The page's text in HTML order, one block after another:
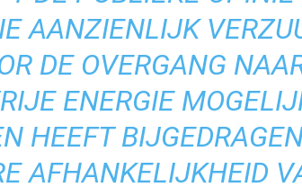
AANZIENLIJK
DE OVERGANG
ENERGIE
HEEFT
AFHANKELIJKHEID